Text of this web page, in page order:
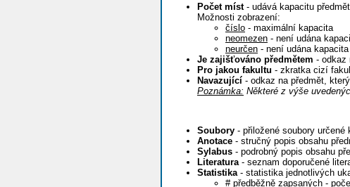
Počet míst- udává kapacitu
Možnosti zobrazení:
číslo - maximální kapacita
neomezen - není udána
neurčen - není udána
Je zajišťováno předmětem - odkaz
Pro jakou fakultu - zkratka cizí
Navazující - odkaz na předmět,
Poznámka: Některé z výše
Soubory - přiložené soubory
Anotace - stručný popis obsahu
Sylabus - podrobný popis obsahu
Literatura - seznam doporučené
Statistika - statistika jednotlivých
# předběžně zapsaných -